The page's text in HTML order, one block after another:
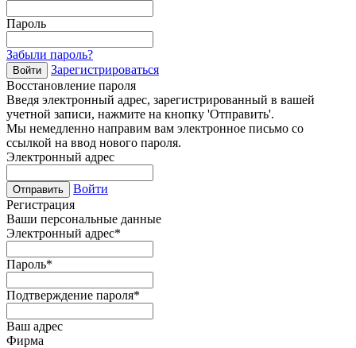
Пароль
Забыли пароль?
Войти
Зарегистрироваться
Восстановление пароля
Введя электронный адрес, зарегистрированный в вашей
учетной записи, нажмите на кнопку 'Отправить'.
Мы немедленно направим вам электронное письмо со
ссылкой на ввод нового пароля.
Электронный адрес
Отправить
Войти
Регистрация
Ваши персональные данные
Электронный адрес*
Пароль*
Подтверждение пароля*
Ваш адрес
Фирма